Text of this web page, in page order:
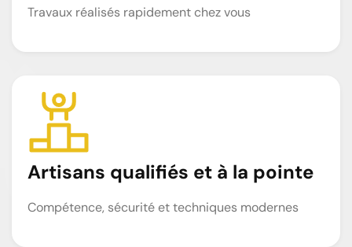
Travaux réalisés rapidement chez vous
Artisans qualifiés et à la pointe
Compétence, sécurité et techniques modernes